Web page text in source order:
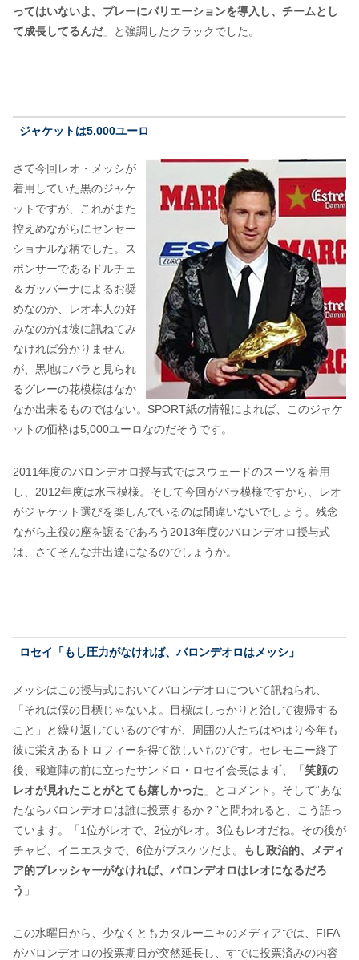
ってはいないよ。プレーにバリエーションを導入し、チームとし
て成長してるんだ」と強調したクラックでした。
ジャケットは5,000ユーロ
さて今回レオ・メッシが
着用していた黒のジャケ
ットですが、これがまた
控えめながらにセンセー
ショナルな柄でした。ス
ポンサーであるドルチェ
＆ガッバーナによるお奨
めなのか、レオ本人の好
みなのかは彼に訊ねてみ
なければ分かりません
が、黒地にバラと見られ
るグレーの花模様はなか
なか出来るものではない。SPORT紙の情報によれば、このジャケ
ットの価格は5,000ユーロなのだそうです。
2011年度のバロンデオロ授与式ではスウェードのスーツを着用
し、2012年度は水玉模様。そして今回がバラ模様ですから、レオ
がジャケット選びを楽しんでいるのは間違いないでしょう。残念
ながら主役の座を譲るであろう2013年度のバロンデオロ授与式
は、さてそんな井出達になるのでしょうか。
ロセイ「もし圧力がなければ、バロンデオロはメッシ」
メッシはこの授与式においてバロンデオロについて訊ねられ、
「それは僕の目標じゃないよ。目標はしっかりと治して復帰する
こと」と繰り返しているのですが、周囲の人たちはやはり今年も
彼に栄えあるトロフィーを得て欲しいものです。セレモニー終了
後、報道陣の前に立ったサンドロ・ロセイ会長はまず、「笑顔の
レオが見れたことがとても嬉しかった 」とコメント。そして“あな
たならバロンデオロは誰に投票するか？”と問われると、こう語っ
ています。「1位がレオで、2位がレオ。3位もレオだね。その後が
チャビ、イニエスタで、6位がブスケツだよ。
もし政治的、メディ
ア的プレッシャーがなければ、バロンデオロはレオになるだろ
う 」
この水曜日から、少なくともカタルーニャのメディアでは、FIFA
がバロンデオロの投票期日が突然延長し、すでに投票済みの内容